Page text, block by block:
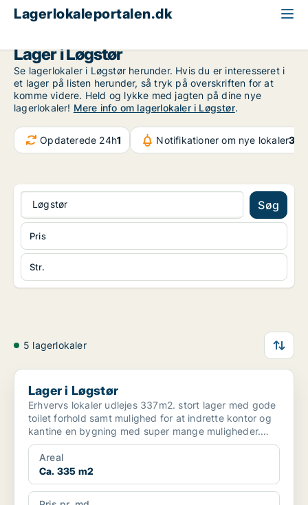
Lagerlokaleportalen.dk
Lager i Løgstør
Se lagerlokaler i Løgstør herunder. Hvis du er interesseret i
et lager på listen herunder, så tryk på overskriften for at
komme videre. Held og lykke med jagten på dine nye
lagerlokaler! Mere info om lagerlokaler i Løgstør.
Opdaterede 24h1 Notifikationer om nye lokaler
Løgstør Søg
Str.
Pris
5 lagerlokaler
Lager i Løgstør
Lager i Løgstør
Erhvervs lokaler udlejes 337m2. stort lager med gode
toilet forhold samt mulighed for at indrette kontor og
kantine en bygning med super mange muligheder.
Je...
Areal
Ca. 335 m2